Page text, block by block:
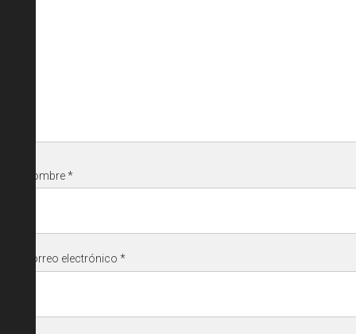
Nombre*
Correo electrónico *